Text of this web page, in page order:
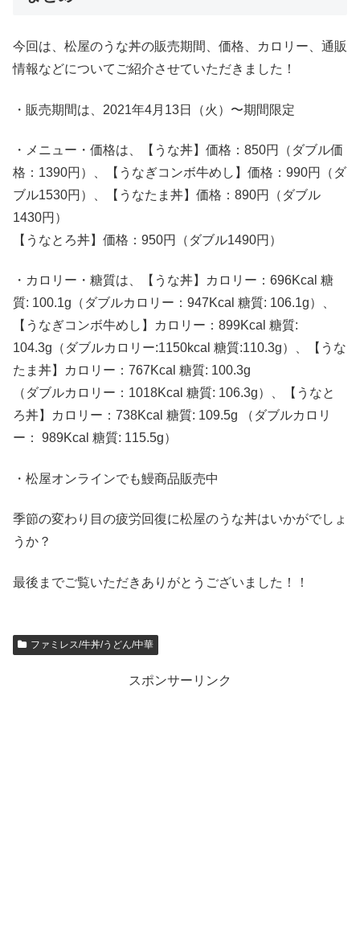
今回は、松屋のうな丼の販売期間、価格、カロリー、通販
情報などについてご紹介させていただきました！
・販売期間は、2021年4月13日（火）〜期間限定
・メニュー・価格は、【うな丼】価格：850円（ダブル価
格：1390円）、【うなぎコンボ牛めし】価格：990円（ダ
ブル1530円）、【うなたま丼】価格：890円（ダブル
1430円）
【うなとろ丼】価格：950円（ダブル1490円）
・カロリー・糖質は、【うな丼】カロリー：696Kcal 糖
質: 100.1g（ダブルカロリー：947Kcal 糖質: 106.1g）、
【うなぎコンボ牛めし】カロリー：899Kcal 糖質:
104.3g（ダブルカロリー:1150kcal 糖質:110.3g）、【うな
たま丼】カロリー：767Kcal 糖質: 100.3g
（ダブルカロリー：1018Kcal 糖質: 106.3g）、【うなと
ろ丼】カロリー：738Kcal 糖質: 109.5g （ダブルカロリ
ー： 989Kcal 糖質: 115.5g）
・松屋オンラインでも鰻商品販売中
季節の変わり目の疲労回復に松屋のうな丼はいかがでしょ
うか？
最後までご覧いただきありがとうございました！！
ファミレス/牛丼/うどん/中華
スポンサーリンク